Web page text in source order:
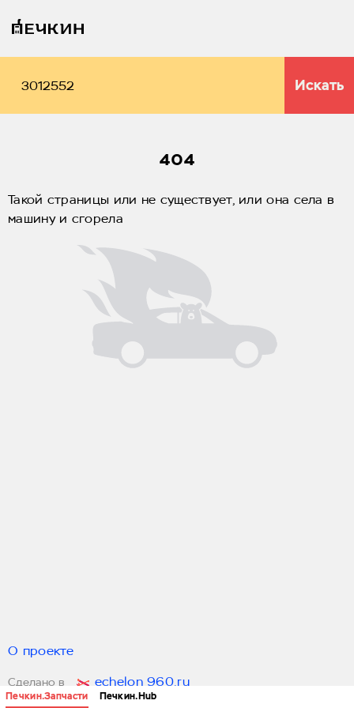
Печкин.Запчасти Печкин.Hub
Искать
404
Такой страницы или не существует, или она села в
машину и сгорела
О проекте
Сделано в echelon 960.ru